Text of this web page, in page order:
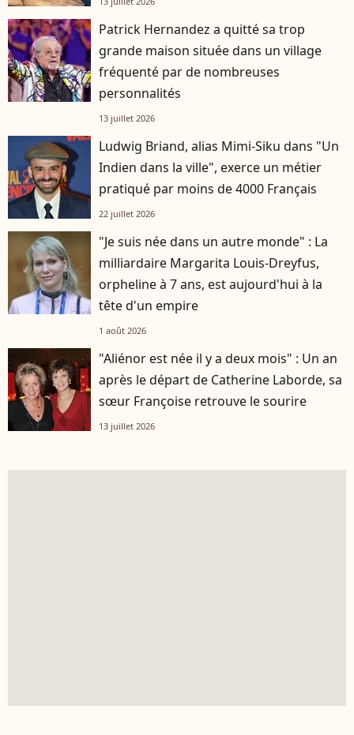
Patrick Hernandez a quitté sa trop
grande maison située dans un village
fréquenté par de nombreuses
personnalités
13 juillet 2026
Ludwig Briand, alias Mimi-Siku dans "Un
Indien dans la ville", exerce un métier
pratiqué par moins de 4000 Français
22 juillet 2026
"Je suis née dans un autre monde" : La
milliardaire Margarita Louis-Dreyfus,
orpheline à 7 ans, est aujourd'hui à la
tête d'un empire
1 août 2026
"Aliénor est née il y a deux mois" : Un an
après le départ de Catherine Laborde, sa
sœur Françoise retrouve le sourire
13 juillet 2026